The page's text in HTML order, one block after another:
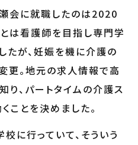
会に就職したのは2020
は看護師を目指し専門学
たが、妊娠を機に介護の
更。地元の求人情報で高
り、パートタイムの介護ス
ことを決めました。
に行っていて、そういう